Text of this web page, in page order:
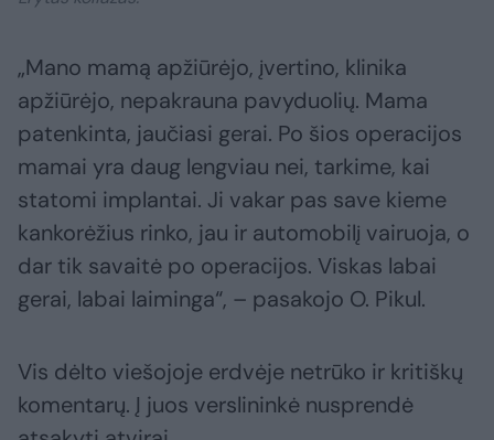
„Mano mamą apžiūrėjo, įvertino, klinika
apžiūrėjo, nepakrauna pavyduolių. Mama
patenkinta, jaučiasi gerai. Po šios operacijos
mamai yra daug lengviau nei, tarkime, kai
statomi implantai. Ji vakar pas save kieme
kankorėžius rinko, jau ir automobilį vairuoja, o
dar tik savaitė po operacijos. Viskas labai
gerai, labai laiminga“, – pasakojo O. Pikul.
Vis dėlto viešojoje erdvėje netrūko ir kritiškų
komentarų. Į juos verslininkė nusprendė